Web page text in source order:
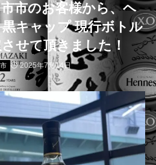
市のお客様から、ヘ
キャップ 現行ボトル
せて頂きました！
2025年7月14日